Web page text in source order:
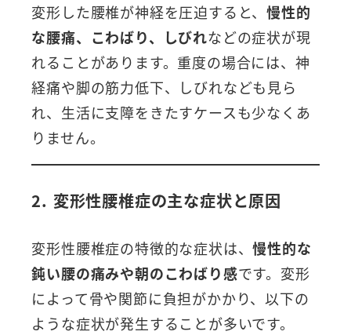
変形した腰椎が神経を圧迫すると、慢性的
な腰痛、こわばり、しびれなどの症状が現
れることがあります。重度の場合には、神
経痛や脚の筋力低下、しびれなども見ら
れ、生活に支障をきたすケースも少なくあ
りません。
2. 変形性腰椎症の主な症状と原因
変形性腰椎症の特徴的な症状は、慢性的な
鈍い腰の痛みや朝のこわばり感です。変形
によって骨や関節に負担がかかり、以下の
ような症状が発生することが多いです。